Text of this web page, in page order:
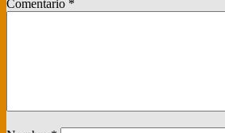
Comentario *